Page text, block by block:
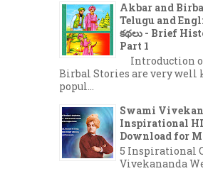
Akbar and
Telugu and
కథలు - Brief
Part 1
Introduction
Birbal Stories are very well
popul...
Swami
Inspirational
Download for
5 Inspirational
Vivekananda